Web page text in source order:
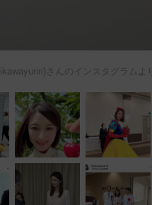
さんのインスタグラムより